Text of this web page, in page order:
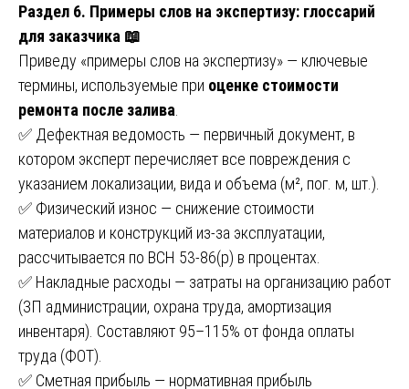
Раздел 6. Примеры слов на экспертизу: глоссарий
для заказчика 📖
Приведу «примеры слов на экспертизу» — ключевые
термины, используемые при оценке стоимости
ремонта после залива
✅ Дефектная ведомость — первичный документ, в
котором эксперт перечисляет все повреждения с
указанием локализации, вида и объема (м², пог. м, шт.).
✅ Физический износ — снижение стоимости
материалов и конструкций из-за эксплуатации,
рассчитывается по ВСН 53-86(р) в процентах.
✅ Накладные расходы — затраты на организацию работ
(ЗП администрации, охрана труда, амортизация
инвентаря). Составляют 95–115% от фонда оплаты
труда (ФОТ).
✅ Сметная прибыль — нормативная прибыль